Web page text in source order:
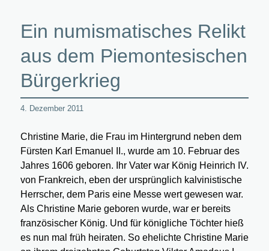
Ein numismatisches Relikt
aus dem Piemontesischen
Bürgerkrieg
4. Dezember 2011
Christine Marie, die Frau im Hintergrund neben dem
Fürsten Karl Emanuel II., wurde am 10. Februar des
Jahres 1606 geboren. Ihr Vater war König Heinrich IV.
von Frankreich, eben der ursprünglich kalvinistische
Herrscher, dem Paris eine Messe wert gewesen war.
Als Christine Marie geboren wurde, war er bereits
französischer König. Und für königliche Töchter hieß
es nun mal früh heiraten. So ehelichte Christine Marie